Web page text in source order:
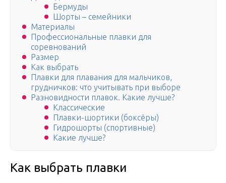
Бермуды
Шорты – семейники
Материалы
Профессиональные плавки для
соревнований
Размер
Как выбрать
Плавки для плавания для мальчиков,
грудничков: что учитывать при выборе
Разновидности плавок. Какие лучше?
Классические
Плавки-шортики (боксёры)
Гидрошорты (спортивные)
Какие лучше?
Как выбрать плавки